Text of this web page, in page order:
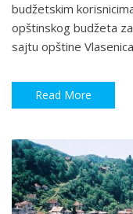
budžetskim
opštinskog budžeta
sajtu opštine
Read More